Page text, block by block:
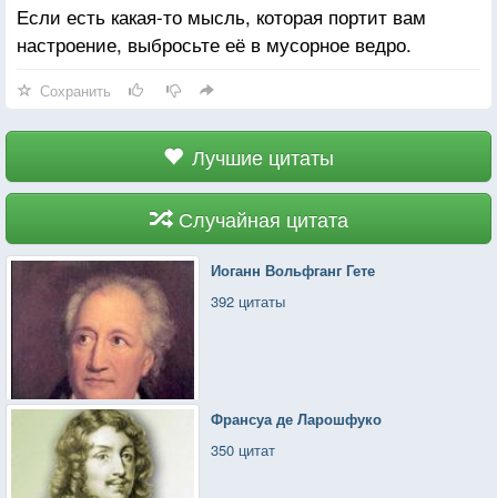
Если есть какая-то мысль, которая портит вам
настроение, выбросьте её в мусорное ведро.
Сохранить
Лучшие цитаты
Случайная цитата
Иоганн Вольфганг Гете
392 цитаты
Франсуа де Ларошфуко
350 цитат